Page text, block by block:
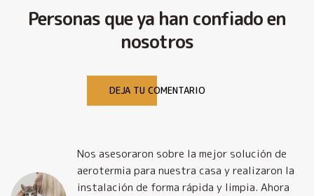
Personas que ya han confiado en
nosotros
DEJA TU COMENTARIO
Nos asesoraron sobre la mejor solución de
aerotermia para nuestra casa y realizaron la
instalación de forma rápida y limpia. Ahora